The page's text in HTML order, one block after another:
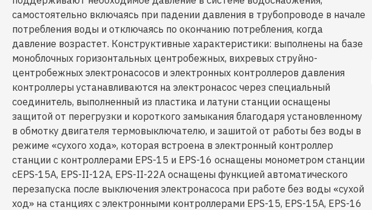
самостоятельно включаясь при падении давления в трубопроводе в начале
потребления воды и отключаясь по окончанию потребления, когда
давление возрастет. Конструктивные характеристики: выполнены на базе
моноблочных горизонтальных центробежных, вихревых струйно-
центробежных электронасосов и электронных контроллеров давления
контроллеры устанавливаются на электронасос через специальный
соединитель, выполненный из пластика и латуни станции оснащены
защитой от перегрузки и короткого замыкания благодаря установленному
в обмотку двигателя термовыключателю, и зашитой от работы без воды в
режиме «сухого хода», которая встроена в электронный контроллер
станции с контроллерами EPS-15 и EPS-16 оснащены монометром станции
сEPS-15A, EPS-II-12A, EPS-II-22A оснащены функцией автоматического
перезапуска после выключения электронасоса при работе без воды «сухой
ход» на станциях с электронными контроллерами EPS-15, EPS-15А, EPS-16